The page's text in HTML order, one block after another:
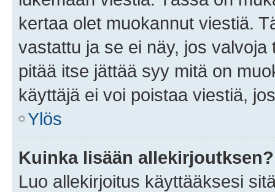
kertaa olet muokannut viestiä.
vastattu ja se ei näy, jos
pitää itse jättää syy mitä on
käyttäjä ei voi poistaa viestiä,
Ylös
Kuinka lisään allekirjoutksen?
Luo allekirjoitus käyttääksesi